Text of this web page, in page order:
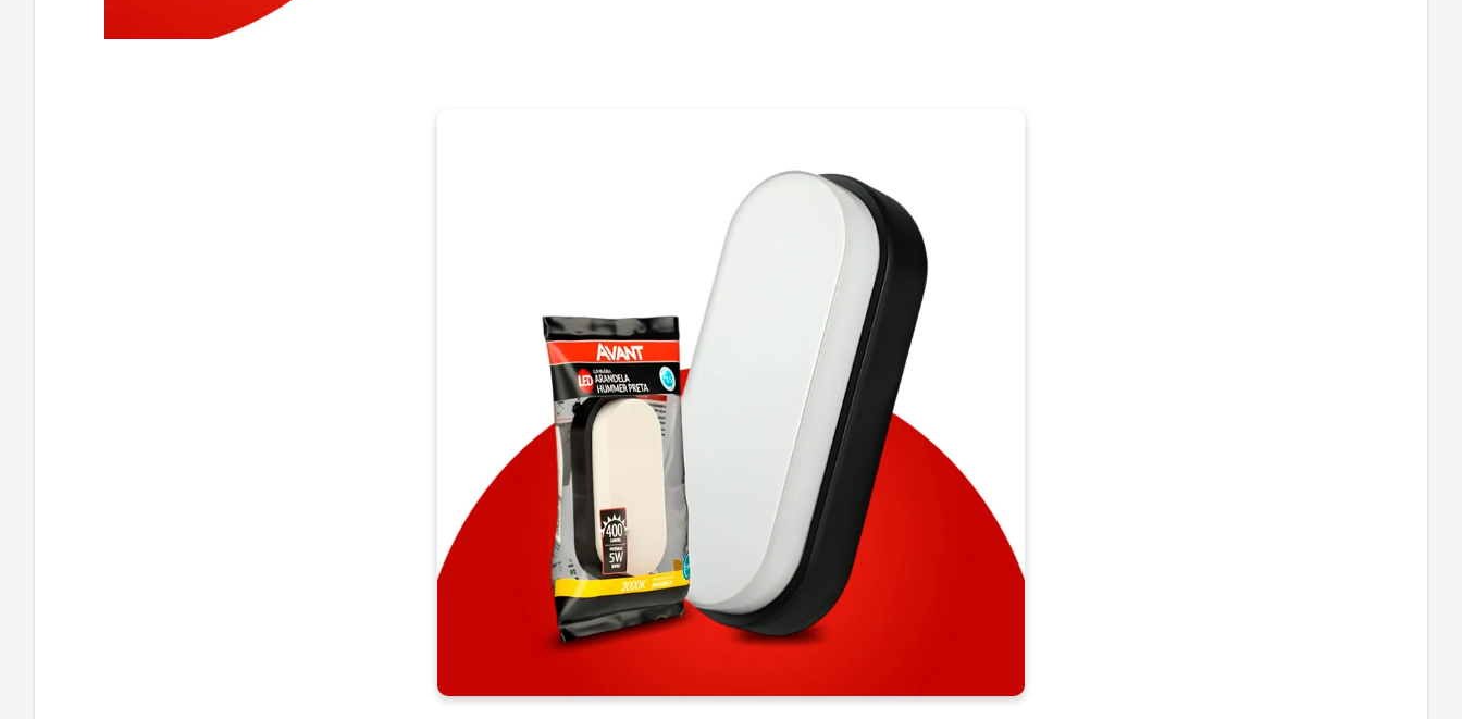
ILUMINAÇÃO EXTERNA EFICIENTE
O produto proporciona luz uniforme e constante, ideal para áreas externas como escadas,
muros e garagens. Possui potência de 5W e fluxo luminoso de 400 lumens, garantindo
iluminação suficiente e econômica. Acabamento em plástico preto combina durabilidade e
estética, resistente a impactos e intempéries. Cabo com duplo isolamento e driver interno
isolado asseguram segurança durante instalação e uso. Compatível com tensões de 100V a
240V, funcionando de forma estável em qualquer rede elétrica. Instalação prática sobreposta,
com parafusos e buchas inclusos, facilita a fixação em diferentes superfícies. Resistente a
temperaturas de -5°C a 40°C, garantindo funcionamento confiável mesmo em condições
externas adversas. A luminária oferece 1 ano de garantia, trazendo segurança e confiança na